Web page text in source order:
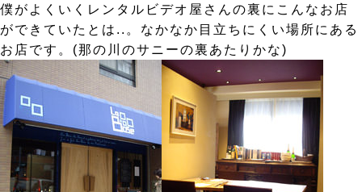
僕がよくいくレンタルビデオ屋さんの裏にこんなお店
ができていたとは..。なかなか目立ちにくい場所にある
お店です。(那の川のサニーの裏あたりかな)